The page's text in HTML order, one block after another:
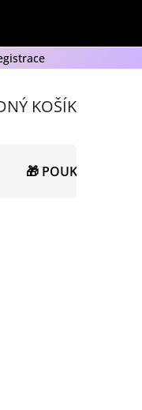
Novinky
KOŠÍK
🎁 POUKAZY